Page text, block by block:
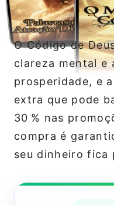
O Código de
clareza mental e
prosperidade, e
extra que pode
30 % nas
compra é
seu dinheiro fica